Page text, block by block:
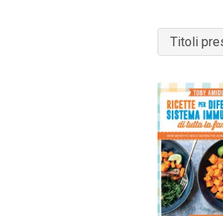
Titoli